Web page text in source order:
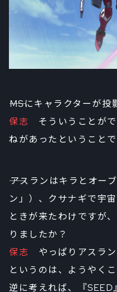
――MSにキャラクターが投
保志 そういうことが
ねがあったということで
――アスランはキラとオ
ン」）、クサナギで宇
ときが来たわけですが
りましたか？
保志 やっぱりアスラン
というのは、ようやく
逆に考えれば、『